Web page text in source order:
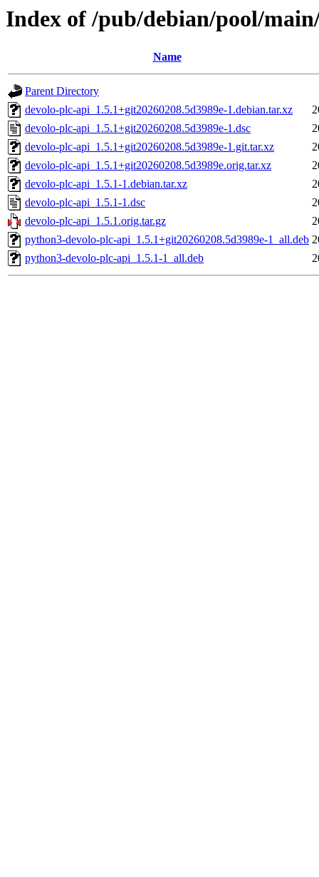
Index of /pub/debian/pool/
Name
Parent Directory
devolo-plc-api_1.5.1+git20260208.5d3989e-1.debian.tar.xz
devolo-plc-api_1.5.1+git20260208.5d3989e-1.dsc
devolo-plc-api_1.5.1+git20260208.5d3989e-1.git.tar.xz
devolo-plc-api_1.5.1+git20260208.5d3989e.orig.tar.xz
devolo-plc-api_1.5.1-1.debian.tar.xz
devolo-plc-api_1.5.1-1.dsc
devolo-plc-api_1.5.1.orig.tar.gz
python3-devolo-plc-api_1.5.1+git20260208.5d3989e-1_all.deb
python3-devolo-plc-api_1.5.1-1_all.deb